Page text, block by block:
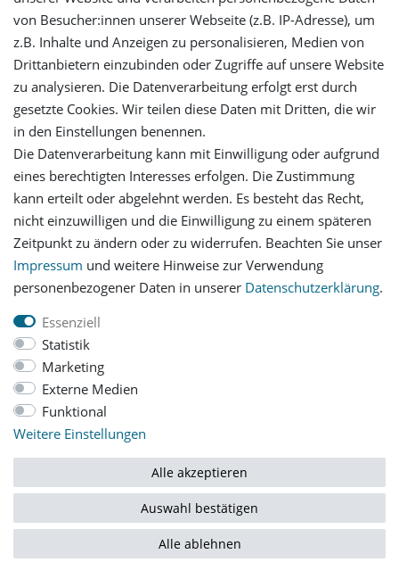
Mein Konto
Login
Registrieren
Versandinformationen
Let's stay connected
Impressum
Barrierefreiheitserklärung
Vertrag widerrufen
© Copyright 2026 | Alle Rechte vorbehalten.
von Besucher:innen unserer Webseite (z.B. IP-Adresse), um
z.B. Inhalte und Anzeigen zu personalisieren, Medien von
Drittanbietern einzubinden oder Zugriffe auf unsere Website
zu analysieren. Die Datenverarbeitung erfolgt erst durch
gesetzte Cookies. Wir teilen diese Daten mit Dritten, die wir
in den Einstellungen benennen.
Die Datenverarbeitung kann mit Einwilligung oder aufgrund
eines berechtigten Interesses erfolgen. Die Zustimmung
kann erteilt oder abgelehnt werden. Es besteht das Recht,
nicht einzuwilligen und die Einwilligung zu einem späteren
Zeitpunkt zu ändern oder zu widerrufen. Beachten Sie unser
Impressum und weitere Hinweise zur Verwendung
personenbezogener Daten in unserer Daten­schutz­erklärung.
Essenziell
Statistik
Marketing
Externe Medien
Funktional
Weitere Einstellungen
Alle akzeptieren
Auswahl bestätigen
Alle ablehnen